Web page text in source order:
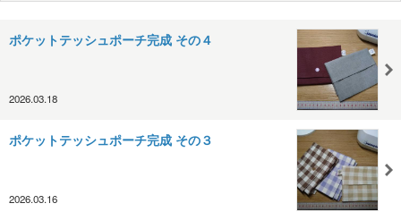
ポケットテッシュポーチ完成 その４
2026.03.18
ポケットテッシュポーチ完成 その３
2026.03.16